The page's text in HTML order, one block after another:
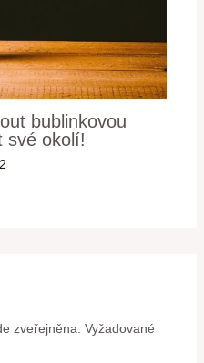
bublinkovou
své okolí!
zveřejněna. Vyžadované